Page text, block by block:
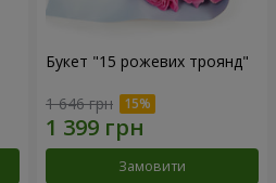
Букет "15 рожевих троянд"
1 646 грн
Замовити